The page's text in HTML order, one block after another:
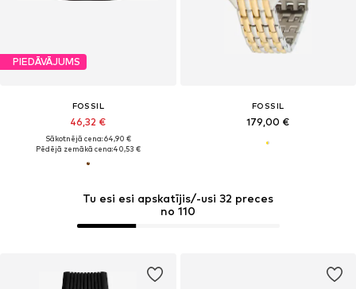
Tu esi esi apskatījis/-usi 32 preces
no 110
PIEDĀVĀJUMS
FOSSIL
46,32 €
Sākotnējā cena: 64,90 €
Pēdējā zemākā cena:40,53 €
FOSSIL
179,00 €